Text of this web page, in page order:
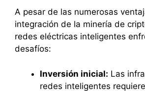
A pesar de las numerosas
integración de la minería de
redes eléctricas inteligentes
desafíos:
Inversión inicial: Las
redes inteligentes